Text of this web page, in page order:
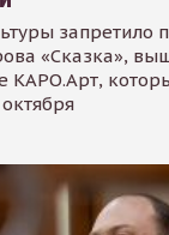
запретило
«Сказка»,
КАРО.Арт,